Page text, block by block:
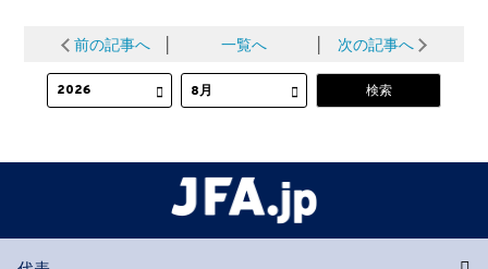
前の記事へ 一覧へ 次の記事へ